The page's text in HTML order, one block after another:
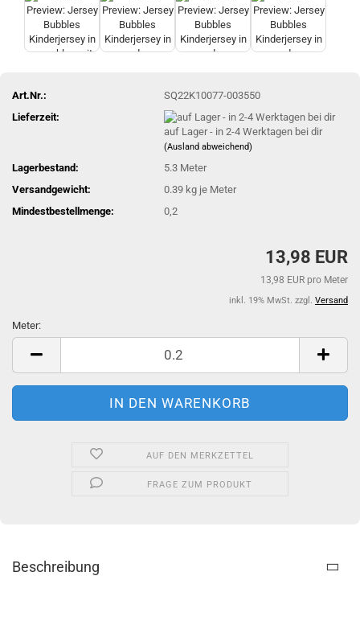
Art.Nr.:
SQ22K10077-003550
Lieferzeit:
auf Lager - in 2-4 Werktagen bei dir
(Ausland abweichend)
Lagerbestand: 5.3 Meter
Versandgewicht:
0.39 kg je Meter
Mindestbestellmenge:
0,2
13,98 EUR
13,98 EUR pro Meter
inkl. 19% MwSt. zzgl. Versand
Meter:
Meter
AUF DEN MERKZETTEL
FRAGE ZUM PRODUKT
Beschreibung